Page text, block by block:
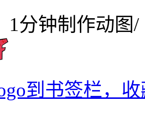
1分钟制作动图/
到书签栏，